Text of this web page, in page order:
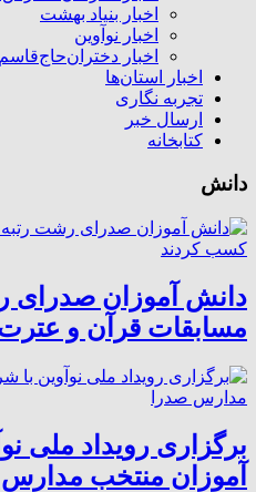
اخبار بنیاد بهشت
اخبار نوآوین
اخبار دختران‌حاج‌قاسم
اخبار استان‌ها
تجربه نگاری
ارسال خبر
کتابخانه
دانش
دانش آموزان صدرای
مسابقات قرآن و
برگزاری رویداد ملی
آموزان منتخب مدارس